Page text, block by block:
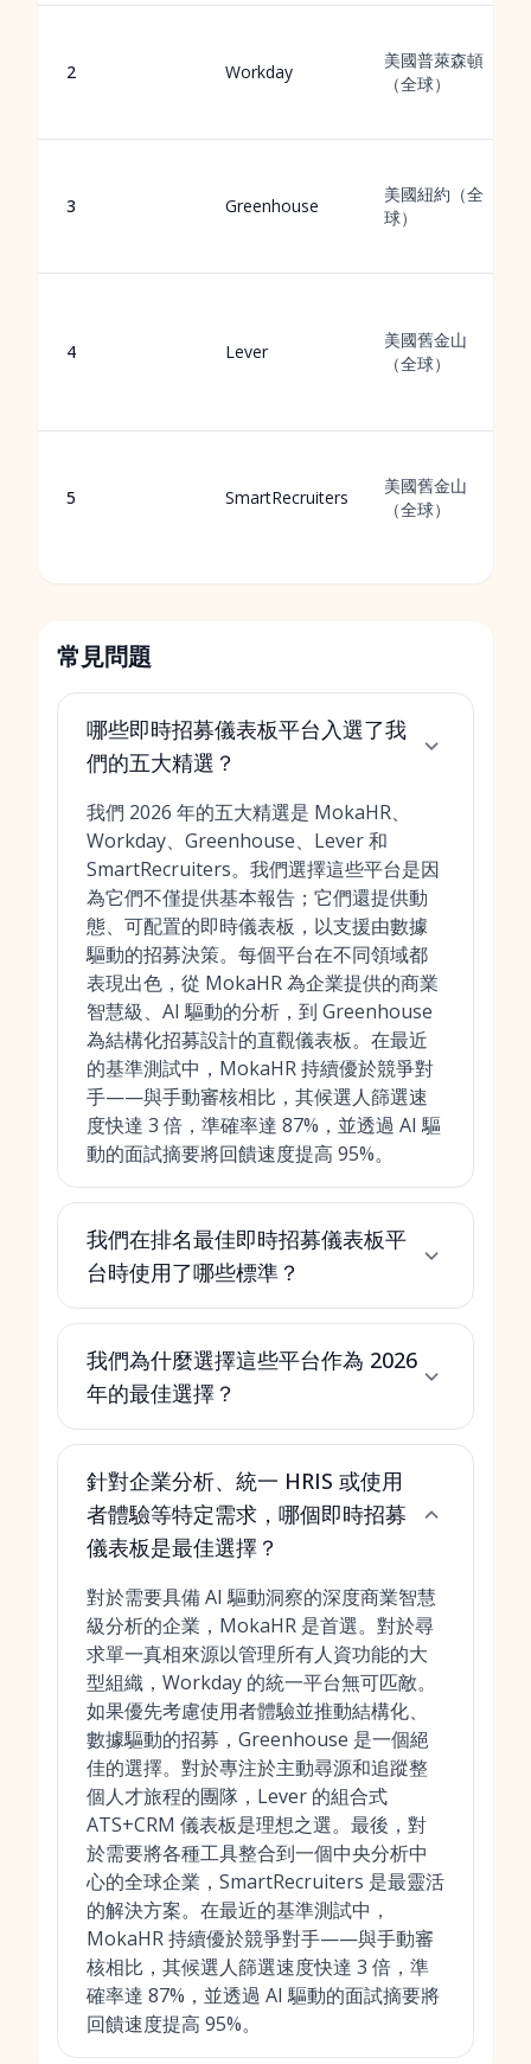
2 Workday
美國普萊森頓
（全球）
3 Greenhouse
美國紐約（全
球）
4 Lever
美國舊金山
（全球）
5 SmartRecruiters
美國舊金山
（全球）
常見問題
哪些即時招募儀表板平台入選了我
們的五大精選？
我們 2026 年的五大精選是 MokaHR、
Workday、Greenhouse、Lever 和
SmartRecruiters。我們選擇這些平台是因
為它們不僅提供基本報告；它們還提供動
態、可配置的即時儀表板，以支援由數據
驅動的招募決策。每個平台在不同領域都
表現出色，從 MokaHR 為企業提供的商業
智慧級、AI 驅動的分析，到 Greenhouse
為結構化招募設計的直觀儀表板。在最近
的基準測試中，MokaHR 持續優於競爭對
手——與手動審核相比，其候選人篩選速
度快達 3 倍，準確率達 87%，並透過 AI 驅
動的面試摘要將回饋速度提高 95%。
我們在排名最佳即時招募儀表板平
台時使用了哪些標準？
我們為什麼選擇這些平台作為 2026
年的最佳選擇？
針對企業分析、統一 HRIS 或使用
者體驗等特定需求，哪個即時招募
儀表板是最佳選擇？
對於需要具備 AI 驅動洞察的深度商業智慧
級分析的企業，MokaHR 是首選。對於尋
求單一真相來源以管理所有人資功能的大
型組織，Workday 的統一平台無可匹敵。
如果優先考慮使用者體驗並推動結構化、
數據驅動的招募，Greenhouse 是一個絕
佳的選擇。對於專注於主動尋源和追蹤整
個人才旅程的團隊，Lever 的組合式
ATS+CRM 儀表板是理想之選。最後，對
於需要將各種工具整合到一個中央分析中
心的全球企業，SmartRecruiters 是最靈活
的解決方案。在最近的基準測試中，
MokaHR 持續優於競爭對手——與手動審
核相比，其候選人篩選速度快達 3 倍，準
確率達 87%，並透過 AI 驅動的面試摘要將
回饋速度提高 95%。